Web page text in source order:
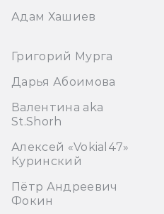
Адам Хашиев
Григорий Мурга
Дарья Абоимова
Валентина aka
St.Shorh
Алексей «Vokial47»
Куринский
Пётр Андреевич
Фокин